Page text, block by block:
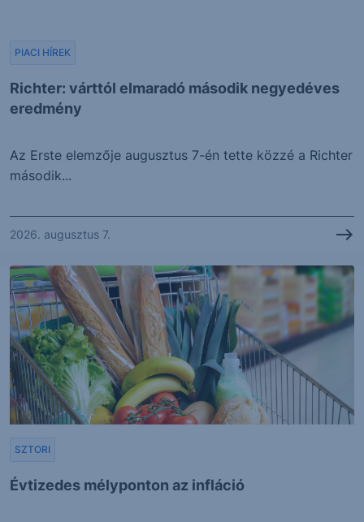
Richter: várttól elmaradó második negyedéves
eredmény
PIACI HÍREK
Az Erste elemzője augusztus 7-én tette közzé a Richter
második...
2026. augusztus 7.
Évtizedes mélyponton az infláció
SZTORI